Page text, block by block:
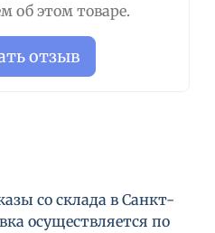
об этом товаре.
отзыв
со склада в Санкт-
осуществляется по